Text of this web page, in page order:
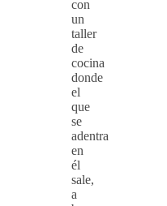
con
un
taller
de
cocina
donde
el
que
se
adentra
en
él
sale,
a